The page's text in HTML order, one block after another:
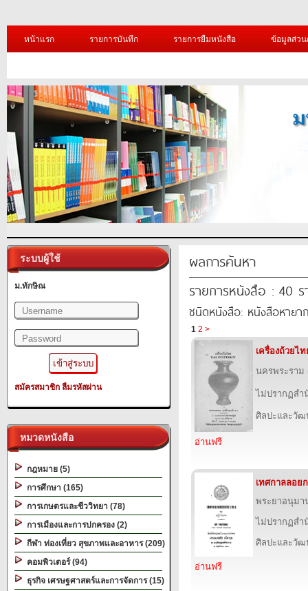
หน้าแรก รายการบันทึก รายการยืมหนังสือ ข้อมูลส่ว
ระบบผู้ใช้
ม.ทักษิณ
สมัครสมาชิก ลืมรหัสผ่าน
หมวดหนังสือ
กฎหมาย (5)
การศึกษา (165)
การเกษตรและชีววิทยา (78)
การเมืองและการปกครอง (2)
กีฬา ท่องเที่ยว สุขภาพและอาหาร (209)
คอมพิวเตอร์ (94)
ธุรกิจ เศรษฐศาสตร์และการจัดการ (15)
ผลการค้นหา
รายการหนังสือ : 40 ร
ชนิดหนังสือ: หนังสือหายา
1 2 >
เครื่องถ้วยไ
นครพระราม
ไม่ปรากฏส
ศิลปะและวัฒ
อ่านฟรี
เทศกาลลอย
พระยาอนุมา
ไม่ปรากฏส
ศิลปะและวัฒ
อ่านฟรี